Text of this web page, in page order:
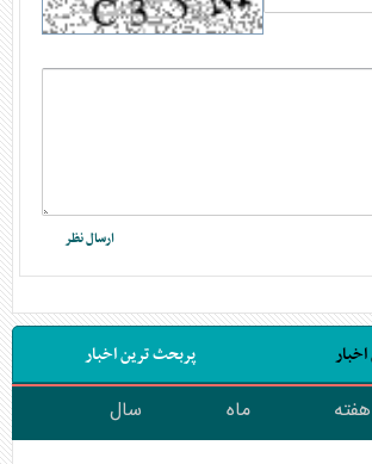
پربحث ترین اخبار
هفته ماه سال